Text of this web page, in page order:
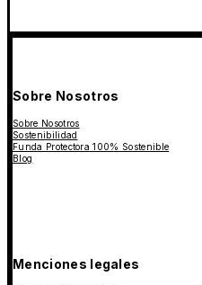
Sobre Nosotros
Sobre Nosotros
Sostenibilidad
Funda Protectora 100% Sostenible
Blog
Menciones legales